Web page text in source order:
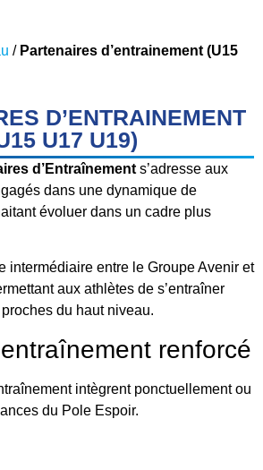
/ Partenaires d’entrainement (U15
D’ENTRAINEMENT
U17 U19)
d’Entraînement s’adresse aux
dans une dynamique de
évoluer dans un cadre plus
intermédiaire entre le Groupe Avenir et
aux athlètes de s’entraîner
du haut niveau.
renforcé
intègrent ponctuellement ou
du Pole Espoir.